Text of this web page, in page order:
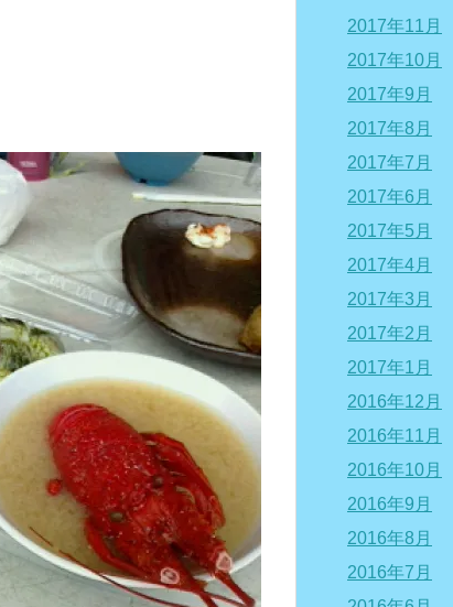
2017年11月
2017年10月
2017年9月
2017年8月
2017年7月
2017年6月
2017年5月
2017年4月
2017年3月
2017年2月
2017年1月
2016年12月
2016年11月
2016年10月
2016年9月
2016年8月
2016年7月